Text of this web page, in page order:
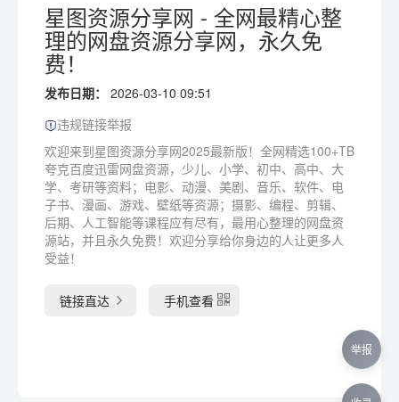
星图资源分享网 - 全网最精心整
理的网盘资源分享网，永久免
费！
发布日期：
2026-03-10 09:51
违规链接举报
欢迎来到星图资源分享网2025最新版！全网精选100+TB
夸克百度迅雷网盘资源，少儿、小学、初中、高中、大
学、考研等资料；电影、动漫、美剧、音乐、软件、电
子书、漫画、游戏、壁纸等资源；摄影、编程、剪辑、
后期、人工智能等课程应有尽有，最用心整理的网盘资
源站，并且永久免费！欢迎分享给你身边的人让更多人
受益！
链接直达 手机查看
举报